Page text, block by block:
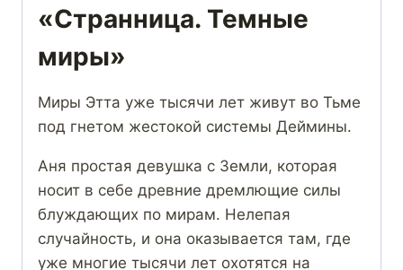
«Странница. Темные
миры»
Миры Этта уже тысячи лет живут во Тьме
под гнетом жестокой системы Деймины.
Аня простая девушка с Земли, которая
носит в себе древние дремлющие силы
блуждающих по мирам. Нелепая
случайность, и она оказывается там, где
уже многие тысячи лет охотятся на